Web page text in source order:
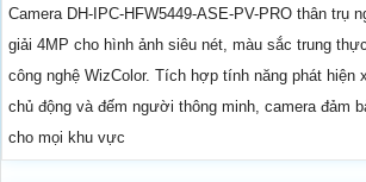
Camera DH-IPC-HFW5449-ASE-PV-PRO thân trụ
giải 4MP cho hình ảnh siêu nét, màu sắc trung
công nghệ WizColor. Tích hợp tính năng phát hiện
chủ động và đếm người thông minh, camera đảm
cho mọi khu vực